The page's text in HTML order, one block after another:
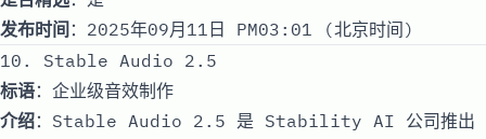
发布时间 ：2025年09月11日 PM03:01 (北京时间)
10. Stable Audio 2.5
标语：企业级音效制作
介绍：Stable Audio 2.5 是 Stability AI 公司推出